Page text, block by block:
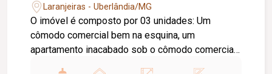
Laranjeiras - Uberlândia/MG
O imóvel é composto por 03 unidades: Um
cômodo comercial bem na esquina, um
apartamento inacabado sob o cômodo comercial,